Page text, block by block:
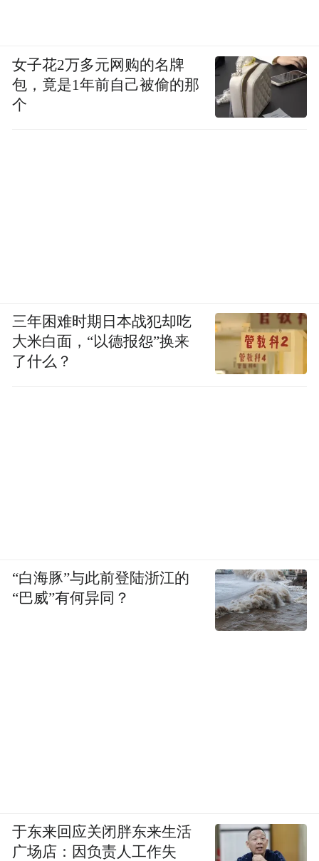
女子花2万多元网购的名牌
包，竟是1年前自己被偷的那
个
三年困难时期日本战犯却吃
大米白面，“以德报怨”换来
了什么？
“白海豚”与此前登陆浙江的
“巴威”有何异同？
于东来回应关闭胖东来生活
广场店：因负责人工作失